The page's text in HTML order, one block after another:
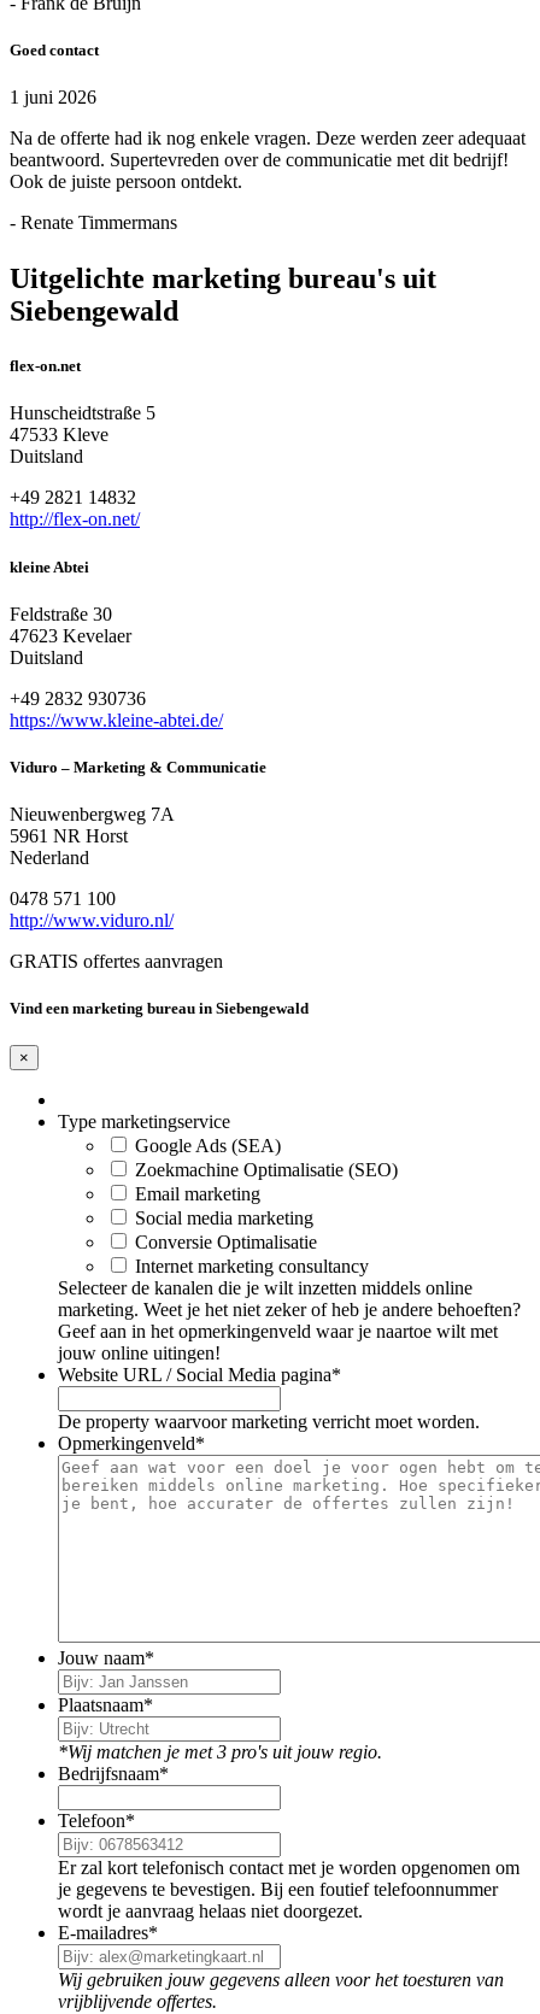
Goed contact
1 juni 2026
Na de offerte had ik nog enkele vragen. Deze werden zeer adequaat
beantwoord. Supertevreden over de communicatie met dit bedrijf!
Ook de juiste persoon ontdekt.
- Renate Timmermans
Uitgelichte marketing bureau's uit
Siebengewald
flex-on.net
Hunscheidtstraße 5
47533 Kleve
Duitsland
+49 2821 14832
http://flex-on.net/
kleine Abtei
Feldstraße 30
47623 Kevelaer
Duitsland
+49 2832 930736
https://www.kleine-abtei.de/
Viduro – Marketing & Communicatie
Nieuwenbergweg 7A
5961 NR Horst
Nederland
0478 571 100
http://www.viduro.nl/
GRATIS offertes aanvragen
Vind een marketing bureau in Siebengewald
×
Type marketingservice
Google Ads (SEA)
Zoekmachine Optimalisatie (SEO)
Email marketing
Social media marketing
Conversie Optimalisatie
Internet marketing consultancy
Selecteer de kanalen die je wilt inzetten middels online
marketing. Weet je het niet zeker of heb je andere behoeften?
Geef aan in het opmerkingenveld waar je naartoe wilt met
jouw online uitingen!
Website URL / Social Media pagina*
De property waarvoor marketing verricht moet worden.
Opmerkingenveld*
Jouw naam*
Plaatsnaam*
*Wij matchen je met 3 pro's uit jouw regio.
Bedrijfsnaam*
Telefoon*
Er zal kort telefonisch contact met je worden opgenomen om
je gegevens te bevestigen. Bij een foutief telefoonnummer
wordt je aanvraag helaas niet doorgezet.
E-mailadres*
Wij gebruiken jouw gegevens alleen voor het toesturen van
vrijblijvende offertes.